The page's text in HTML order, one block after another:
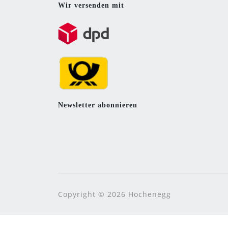
Wir versenden mit
Newsletter abonnieren
Copyright © 2026 Hochenegg